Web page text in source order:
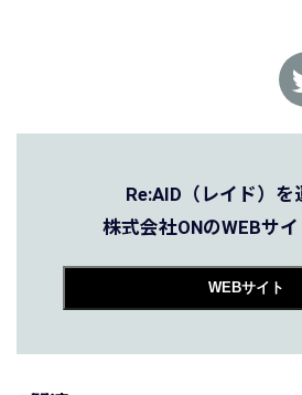
Re:AID（レイド）を
株式会社ONのWEBサ
WEBサイト